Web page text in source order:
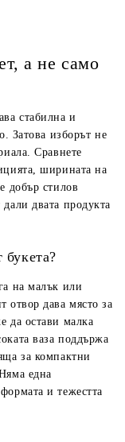
а не само
стабилна и
Затова изборът не
Сравнете
ширината на
добър стилов
двата продукта
на малък или
отвор дава място за
да остави малка
ваза поддържа
за компактни
една
и тежестта